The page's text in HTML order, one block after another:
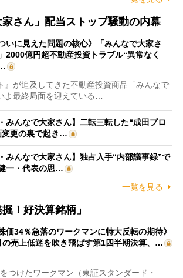
家さん」配当ストップ騒動の内幕
ついに見えた問題の核心》「みんなで大家さ
2000億円超不動産投資トラブル“異常なく
が追及してきた不動産投資商品「みんなで
よ最終局面を迎えている…
みんなで大家さん】二転三転した“成田プロ
変更の裏で起き…
みんなで大家さん】独占入手“内部議事録”で
一・代表の思…
一覧を見る
！好決算銘柄」
株価34％急落のワークマンに特大反転の期待》
の売上低迷を吹き飛ばす第1四半期決算、…
つけたワークマン（東証スタンダード・